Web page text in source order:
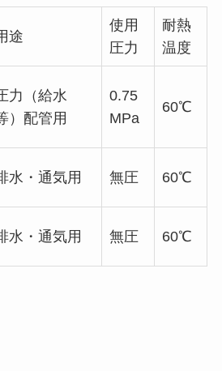
途
使用
圧力
耐熱
温度
力（給水
）配管用
0.75
MPa
60℃
水・通気用 無圧 60℃
水・通気用 無圧 60℃